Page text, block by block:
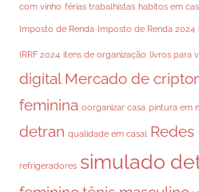
com vinho férias trabalhistas habitos em
Imposto de Renda Imposto de Renda 2024
IRRF 2024 itens de organização livros para
digital Mercado de
feminina oorganizar casa pintura em
detran qualidade em casal
refrigeradores simulado